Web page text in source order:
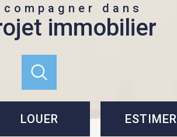
dans
immobilier
LOUER ESTIMER